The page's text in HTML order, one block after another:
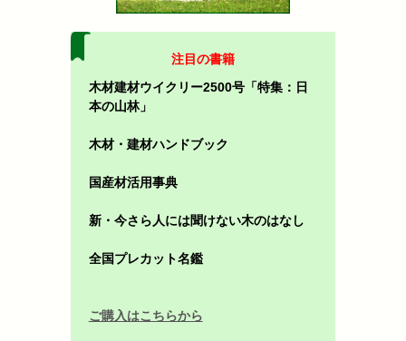
注目の書籍
木材建材ウイクリー2500号「特集：日
本の山林」
木材・建材ハンドブック
国産材活用事典
新・今さら人には聞けない木のはなし
全国プレカット名鑑
ご購入はこちらから